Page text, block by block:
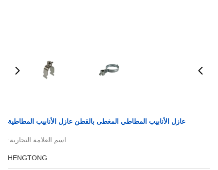
عازل الأنابيب المطاطي المغطى بالقطن عازل الأنابيب المطاطية
اسم العلامة التجارية:
HENGTONG